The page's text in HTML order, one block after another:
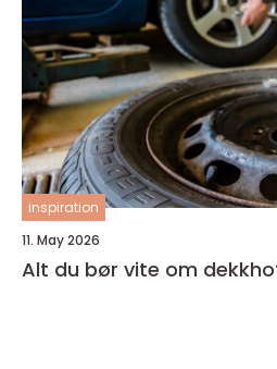
inspiration
11. May 2026
Alt du bør vite om